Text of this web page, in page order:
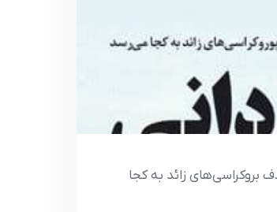
برای حذف بروکراسی‌های زائد به کجا